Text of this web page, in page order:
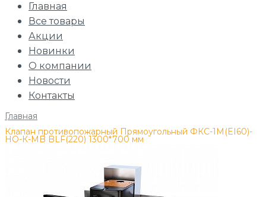
Главная
Все товары
Акции
Новинки
О компании
Новости
Контакты
Главная
/
Клапан противопожарный Прямоугольный ФКС-1М(EI60)-
НО-К-MB BLF(220) 1300*700 мм